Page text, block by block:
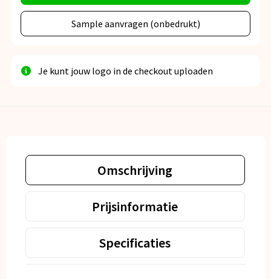
Sample aanvragen (onbedrukt)
Je kunt jouw logo in de checkout uploaden
Omschrijving
Prijsinformatie
Specificaties